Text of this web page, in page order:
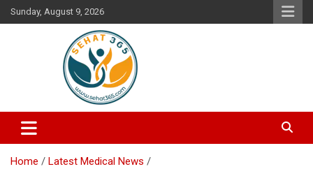
Skip
to
Sunday, August 9, 2026
Sehat365
Your's Complete Health Guide
Home
Latest Medical News